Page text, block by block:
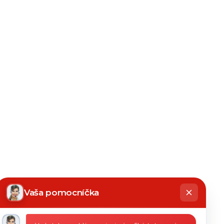
Vaša pomocníčka